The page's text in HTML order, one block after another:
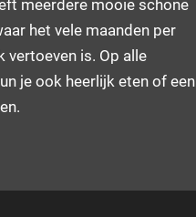
meerdere mooie schone
het vele maanden per
vertoeven is. Op alle
je ook heerlijk eten of een